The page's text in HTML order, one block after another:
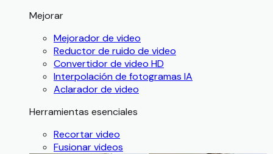
Mejorar
Mejorador de video
Reductor de ruido de video
Convertidor de video HD
Interpolación de fotogramas IA
Aclarador de video
Herramientas esenciales
Recortar video
Fusionar videos